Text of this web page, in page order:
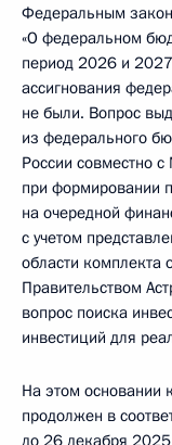
Федеральным
«О федеральном
период 2026 и
ассигнования
не были. Вопрос
из федерального
России совместно
при формировании
на очередной
с учетом
области
Правительством
вопрос поиска
инвестиций для
На этом основании
продолжен в
до 26 декабря 2025